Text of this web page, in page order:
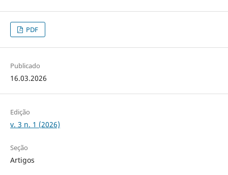
PDF
Publicado
16.03.2026
Edição
v. 3 n. 1 (2026)
Seção
Artigos